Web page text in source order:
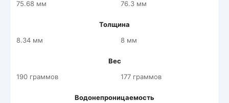
75.68 мм 76.3 мм
Толщина
8.34 мм
8 мм
Вес
190 граммов
177 граммов
Водонепроницаемость